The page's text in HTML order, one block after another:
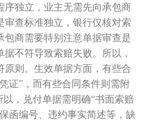
序独立，业主无需先向承包商
审查标准独立，银行仅核对索
包商需要特别注意单据审查是
不符导致索赔失败。所以，
则。生效单据方面，有些合
证”，而有些合同条件则需附
，兑付单据需明确“书面索赔
函编号、违约事实简述等，缺